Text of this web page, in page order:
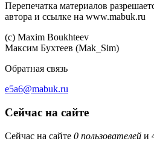
Перепечатка материалов
автора и ссылке на www.mabuk.ru
(c) Maхim Boukhteev
Максим Бухтеев (Mak_Sim)
Обратная связь
e5a6@mabuk.ru
Сейчас на сайте
Сейчас на сайте 0 пользователей и